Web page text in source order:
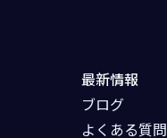
最新情報
ブログ
よくある質問